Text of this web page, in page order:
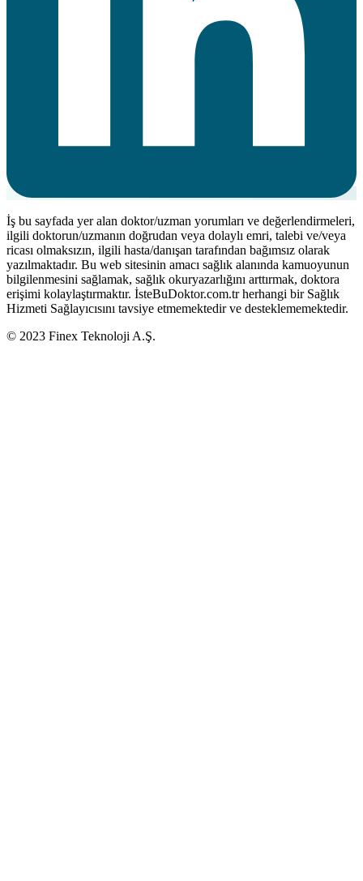
İş bu sayfada yer alan doktor/uzman yorumları ve değerlendirmeleri,
ilgili doktorun/uzmanın doğrudan veya dolaylı emri, talebi ve/veya
ricası olmaksızın, ilgili hasta/danışan tarafından bağımsız olarak
yazılmaktadır. Bu web sitesinin amacı sağlık alanında kamuoyunun
bilgilenmesini sağlamak, sağlık okuryazarlığını arttırmak, doktora
erişimi kolaylaştırmaktır. İsteBuDoktor.com.tr herhangi bir Sağlık
Hizmeti Sağlayıcısını tavsiye etmemektedir ve desteklememektedir.
© 2023 Finex Teknoloji A.Ş.